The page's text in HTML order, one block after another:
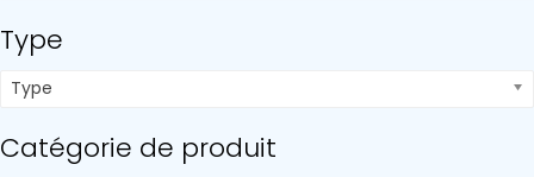
Type
Type
Catégorie de produit